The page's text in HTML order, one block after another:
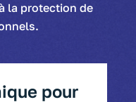
la protection de
pour